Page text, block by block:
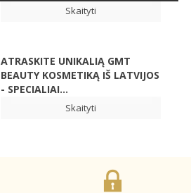
Skaityti
ATRASKITE UNIKALIĄ GMT
BEAUTY KOSMETIKĄ IŠ LATVIJOS
- SPECIALIAI...
Skaityti